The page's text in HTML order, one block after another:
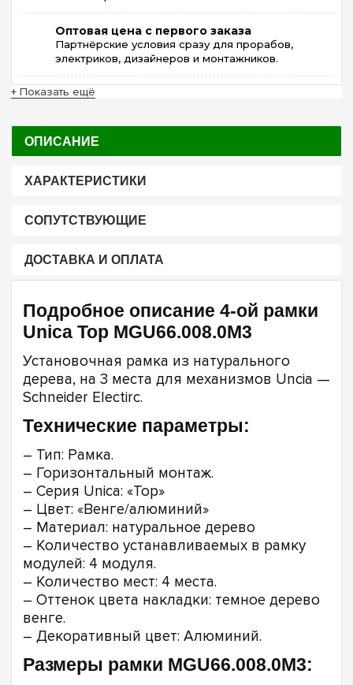
Оптовая цена с первого заказа
Партнёрские условия сразу для прорабов,
электриков, дизайнеров и монтажников.
+ Показать ещё
ОПИСАНИЕ
ХАРАКТЕРИСТИКИ
СОПУТСТВУЮЩИЕ
ДОСТАВКА И ОПЛАТА
Подробное описание 4-ой рамки
Unica Top MGU66.008.0M3
Установочная рамка из натурального
дерева, на 3 места для механизмов Uncia —
Schneider Electirc.
Технические параметры:
– Тип: Рамка.
– Горизонтальный монтаж.
– Серия Unica: «Top»
– Цвет: «Венге/алюминий»
– Материал: натуральное дерево
– Количество устанавливаемых в рамку
модулей: 4 модуля.
– Количество мест: 4 места.
– Оттенок цвета накладки: темное дерево
венге.
– Декоративный цвет: Алюминий.
Размеры рамки MGU66.008.0M3: